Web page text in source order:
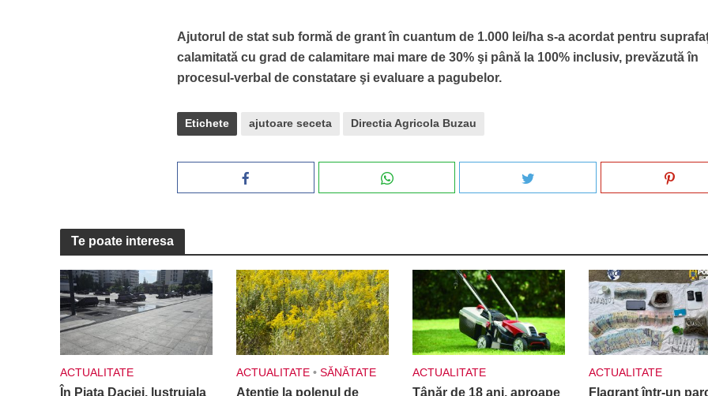
Ajutorul de stat sub formă de grant în cuantum de 1.000 lei/ha s-a acordat pentru
calamitată cu grad de calamitare mai mare de 30% şi până la 100% inclusiv, prevăzută în
procesul-verbal de constatare şi evaluare a pagubelor.
Etichete ajutoare seceta Directia Agricola Buzau
Te poate interesa
ACTUALITATE
În Piața Daciei, lustruiala
ACTUALITATE • SĂNĂTATE
Atenție la polenul de
ACTUALITATE
Tânăr de 18 ani, aproape
ACTUALITATE
Flagrant într-un